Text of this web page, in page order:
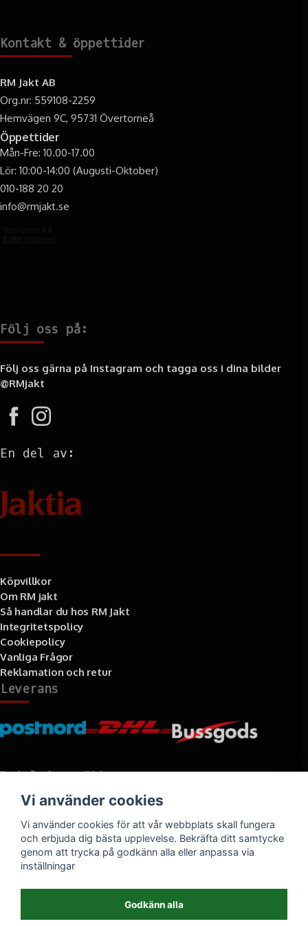
Kontakt & öppettider
RM Jakt AB
Org.nr: 559108-2259
Hemvägen 9C, 95731 Övertorneå
Öppettider
Mån-Fre: 10.00-17.00
Lör: 10:00-14:00 (Augusti-Oktober)
010-188 20 20
info@rmjakt.se
Följ oss på:
Följ oss gärna på Instagram och tagga oss i dina bilder
@RMjakt
En del av:
Köpvillkor
Om RM jakt
Så handlar du hos RM Jakt
Integritetspolicy
Cookiepolicy
Vanliga Frågor
Reklamation och retur
Leverans
Betalningssätt
Vi använder cookies
Vi använder cookies för att vår webbplats skall fungera
och erbjuda dig bästa upplevelse. Bekräfta ditt samtycke
genom att trycka på godkänn alla eller anpassa via
inställningar
Godkänn alla